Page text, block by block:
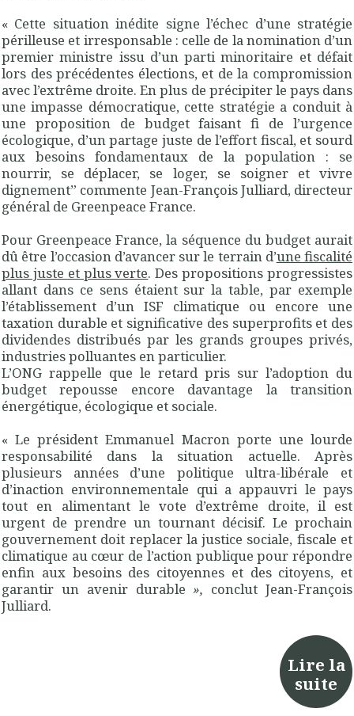
« Cette situation inédite signe l’échec d’une stratégie
périlleuse et irresponsable : celle de la nomination d’un
premier ministre issu d’un parti minoritaire et défait
lors des précédentes élections, et de la compromission
avec l’extrême droite. En plus de précipiter le pays dans
une impasse démocratique, cette stratégie a conduit à
une proposition de budget faisant fi de l’urgence
écologique, d’un partage juste de l’effort fiscal, et sourd
aux besoins fondamentaux de la population : se
nourrir, se déplacer, se loger, se soigner et vivre
dignement” commente Jean-François Julliard, directeur
général de Greenpeace France.
Pour Greenpeace France, la séquence du budget aurait
dû être l’occasion d’avancer sur le terrain d’une fiscalité
plus juste et plus verte. Des propositions progressistes
allant dans ce sens étaient sur la table, par exemple
l’établissement d’un ISF climatique ou encore une
taxation durable et significative des superprofits et des
dividendes distribués par les grands groupes privés,
industries polluantes en particulier.
L’ONG rappelle que le retard pris sur l’adoption du
budget repousse encore davantage la transition
énergétique, écologique et sociale.
« Le président Emmanuel Macron porte une lourde
responsabilité dans la situation actuelle. Après
plusieurs années d’une politique ultra-libérale et
d’inaction environnementale qui a appauvri le pays
tout en alimentant le vote d’extrême droite, il est
urgent de prendre un tournant décisif. Le prochain
gouvernement doit replacer la justice sociale, fiscale et
climatique au cœur de l’action publique pour répondre
enfin aux besoins des citoyennes et des citoyens, et
garantir un avenir durable », conclut Jean-François
Julliard.
Lire la
suite